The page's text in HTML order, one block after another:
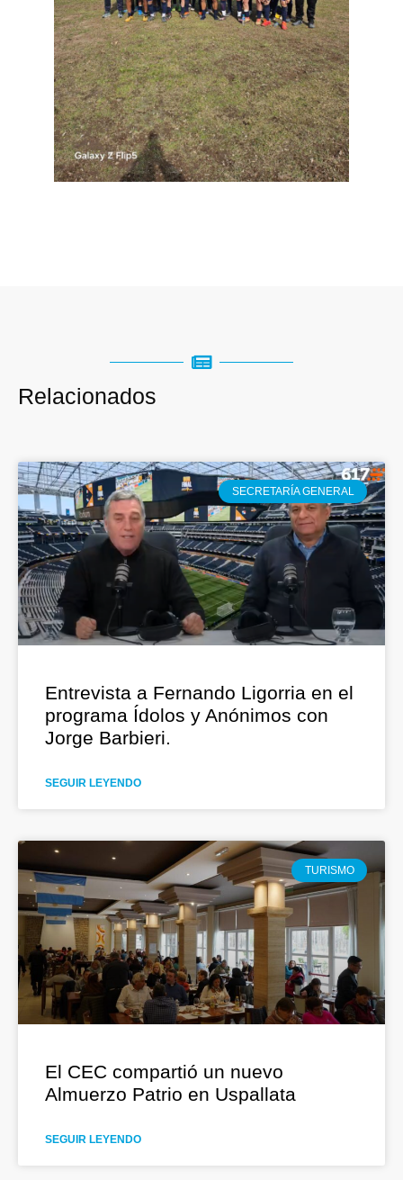
Relacionados
SECRETARÍA GENERAL
Entrevista a Fernando Ligorria en el
programa Ídolos y Anónimos con
Jorge Barbieri.
SEGUIR LEYENDO
TURISMO
El CEC compartió un nuevo
Almuerzo Patrio en Uspallata
SEGUIR LEYENDO